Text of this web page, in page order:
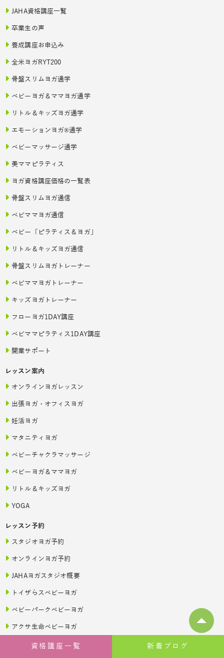
JAHA資格講座一覧
卒業生の声
養成講座お申込み
全米ヨガRYT200
骨盤スリムヨガ通学
ベビーヨガ＆ママヨガ通学
リトル＆キッズヨガ通学
エモーションヨガ®通学
ベビーマッサージ通学
美ママピラティス
ヨガ資格講座価格の一覧表
骨盤スリムヨガ通信
ベビママヨガ通信
ベビー「ピラティス＆ヨガ」
リトル＆キッズヨガ通信
骨盤スリムヨガトレーナー
ベビママヨガトレーナー
キッズヨガトレーナー
フローヨガ1DAY講座
ベビママピラティス1DAY講座
開業サポート
レッスン案内
オンラインヨガレッスン
出張ヨガ・オフィスヨガ
妊活ヨガ
マタニティヨガ
ベビーチャクラマッサージ
ベビーヨガ＆ママヨガ
リトル＆キッズヨガ
YOGA
レッスン予約
スタジオヨガ予約
オンラインヨガ予約
JAHAヨガスタジオ概要
トイザらスベビーヨガ
ベビーパークベビーヨガ
アクサ生命ベビーヨガ
JAHAnavi Lesson 新着ブログ
資格講座一覧